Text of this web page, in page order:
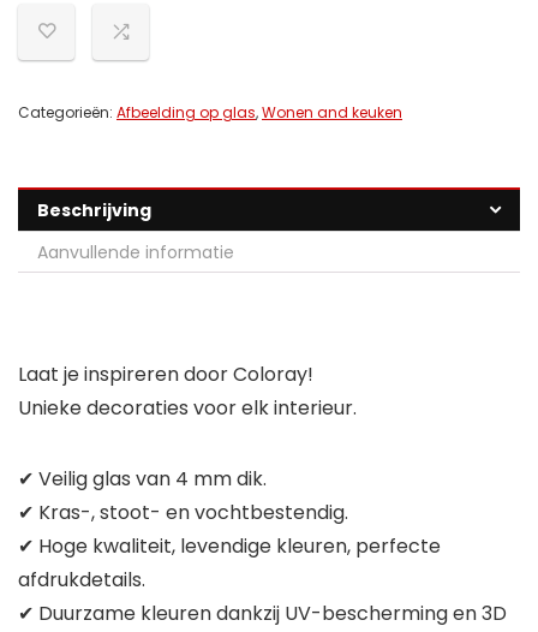
Categorieën: Afbeelding op glas,Wonen and keuken
Beschrijving
Aanvullende informatie
Laat je inspireren door Coloray!
Unieke decoraties voor elk interieur.
✔ Veilig glas van 4 mm dik.
✔ Kras-, stoot- en vochtbestendig.
✔ Hoge kwaliteit, levendige kleuren, perfecte
afdrukdetails.
✔ Duurzame kleuren dankzij UV-bescherming en 3D